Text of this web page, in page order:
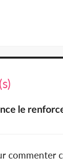
le
commenter